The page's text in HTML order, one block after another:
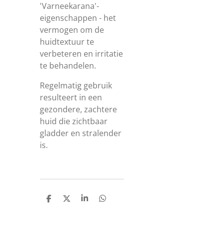
'Varneekarana'-
eigenschappen - het
vermogen om de
huidtextuur te
verbeteren en irritatie
te behandelen.
Regelmatig gebruik
resulteert in een
gezondere, zachtere
huid die zichtbaar
gladder en stralender
is.
D
D
S
D